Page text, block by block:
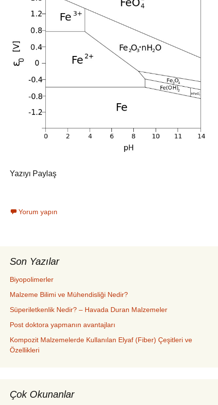
Yazıyı Paylaş
Yorum yapın
Son Yazılar
Biyopolimerler
Malzeme Bilimi ve Mühendisliği Nedir?
Süperiletkenlik Nedir? – Havada Duran Malzemeler
Post doktora yapmanın avantajları
Kompozit Malzemelerde Kullanılan Elyaf (Fiber) Çeşitleri ve
Özellikleri
Çok Okunanlar